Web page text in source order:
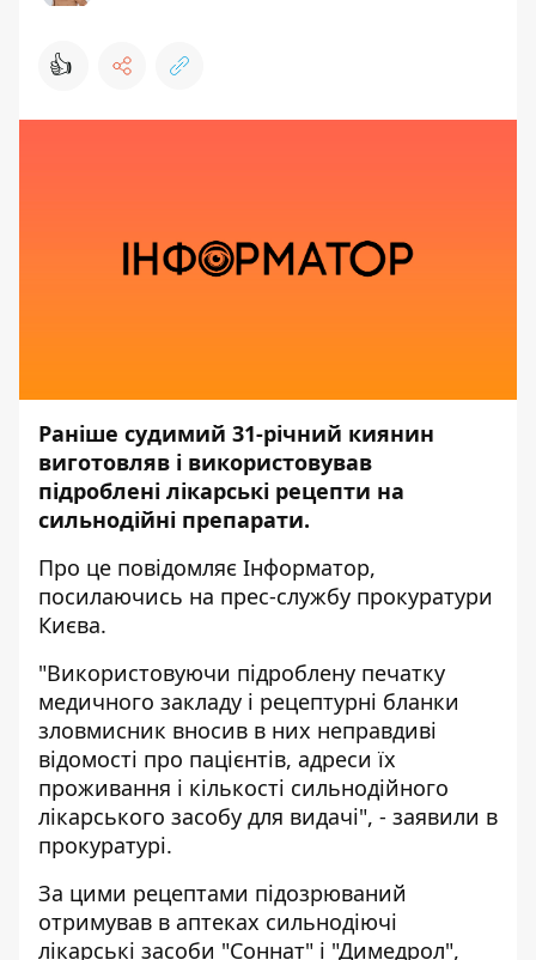
👍
Раніше судимий 31-річний киянин
виготовляв і використовував
підроблені лікарські рецепти на
сильнодійні препарати.
Про це повідомляє Інформатор,
посилаючись на прес-службу прокуратури
Києва.
"Використовуючи підроблену печатку
медичного закладу і рецептурні бланки
зловмисник вносив в них неправдиві
відомості про пацієнтів, адреси їх
проживання і кількості сильнодійного
лікарського засобу для видачі", - заявили в
прокуратурі.
За цими рецептами підозрюваний
отримував в аптеках сильнодіючі
лікарські засоби "Соннат" і "Димедрол",